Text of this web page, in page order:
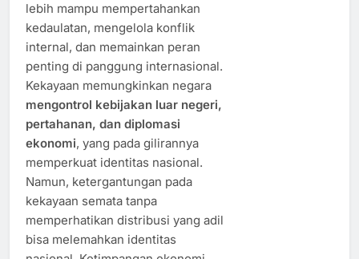
lebih mampu mempertahankan
kedaulatan, mengelola konflik
internal, dan memainkan peran
penting di panggung internasional.
Kekayaan memungkinkan negara
mengontrol kebijakan luar negeri,
pertahanan, dan diplomasi
ekonomi, yang pada gilirannya
memperkuat identitas nasional.
Namun, ketergantungan pada
kekayaan semata tanpa
memperhatikan distribusi yang adil
bisa melemahkan identitas